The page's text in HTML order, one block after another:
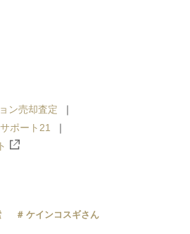
ン売却査定
ポート21
ケインコスギさん